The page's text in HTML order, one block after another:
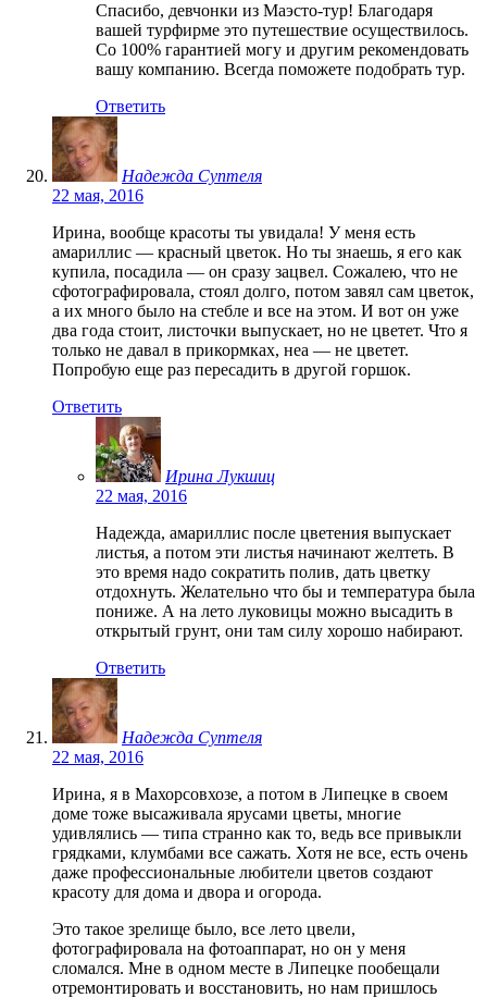
Спасибо, девчонки из Маэсто-тур! Благодаря
вашей турфирме это путешествие осуществилось.
Со 100% гарантией могу и другим рекомендовать
вашу компанию. Всегда поможете подобрать тур.
Ответить
Надежда Суптеля
22 мая, 2016
Ирина, вообще красоты ты увидала! У меня есть
амариллис — красный цветок. Но ты знаешь, я его как
купила, посадила — он сразу зацвел. Сожалею, что не
сфотографировала, стоял долго, потом завял сам цветок,
а их много было на стебле и все на этом. И вот он уже
два года стоит, листочки выпускает, но не цветет. Что я
только не давал в прикормках, неа — не цветет.
Попробую еще раз пересадить в другой горшок.
Ответить
Ирина Лукшиц
22 мая, 2016
Надежда, амариллис после цветения выпускает
листья, а потом эти листья начинают желтеть. В
это время надо сократить полив, дать цветку
отдохнуть. Желательно что бы и температура была
пониже. А на лето луковицы можно высадить в
открытый грунт, они там силу хорошо набирают.
Ответить
Надежда Суптеля
22 мая, 2016
Ирина, я в Махорсовхозе, а потом в Липецке в своем
доме тоже высаживала ярусами цветы, многие
удивлялись — типа странно как то, ведь все привыкли
грядками, клумбами все сажать. Хотя не все, есть очень
даже профессиональные любители цветов создают
красоту для дома и двора и огорода.
Это такое зрелище было, все лето цвели,
фотографировала на фотоаппарат, но он у меня
сломался. Мне в одном месте в Липецке пообещали
отремонтировать и восстановить, но нам пришлось